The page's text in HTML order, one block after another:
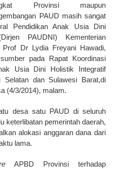
Provinsi maupun
PAUD masih sangat
Pendidikan Anak Usia Dini
PAUDNI) Kementerian
Prof Dr Lydia Freyani Hawadi,
pada Rapat Koordinasi
Usia Dini Holistik Integratif
dan Sulawesi Barat,di
(4/3/2014), malam.
desa satu PAUD di seluruh
keterlibatan pemerintah daerah,
alokasi anggaran dana dari
lama.
APBD Provinsi terhadap